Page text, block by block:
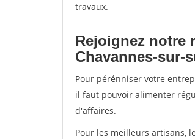
travaux.
Rejoignez notre
Chavannes-sur-
Pour pérénniser votre
il faut pouvoir alimenter
d'affaires.
Pour les meilleurs artisans,